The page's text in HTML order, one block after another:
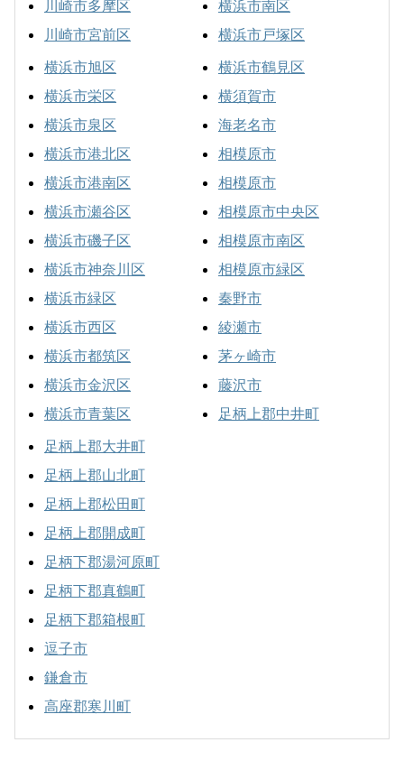
川崎市多摩区
川崎市宮前区
横浜市南区
横浜市戸塚区
横浜市旭区
横浜市栄区
横浜市泉区
横浜市港北区
横浜市港南区
横浜市瀬谷区
横浜市磯子区
横浜市神奈川区
横浜市緑区
横浜市西区
横浜市都筑区
横浜市金沢区
横浜市青葉区
横浜市鶴見区
横須賀市
海老名市
相模原市
相模原市
相模原市中央区
相模原市南区
相模原市緑区
秦野市
綾瀬市
茅ヶ崎市
藤沢市
足柄上郡中井町
足柄上郡大井町
足柄上郡山北町
足柄上郡松田町
足柄上郡開成町
足柄下郡湯河原町
足柄下郡真鶴町
足柄下郡箱根町
逗子市
鎌倉市
高座郡寒川町